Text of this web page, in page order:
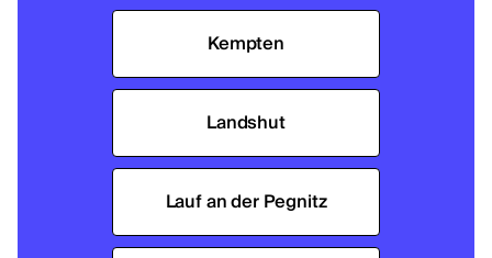
Kempten
Landshut
Lauf an der Pegnitz